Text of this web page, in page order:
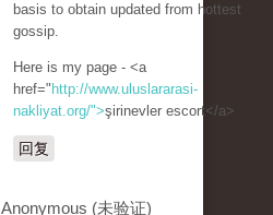
basis to obtain updated from hottest
gossip.
Here is my page - <a
href=" http://www.uluslararasi-
nakliyat.org/">şirinevler escort</a>
回复
Anonymous (未验证)